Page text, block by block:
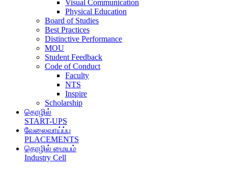
Visual Communication
Physical Education
Board of Studies
Best Practices
Distinctive Performance
MOU
Student Feedback
Code of Conduct
Faculty
NTS
Inspire
Scholarship
தொழில்
START-UPS
வேலைவாய்ப்பு
PLACEMENTS
தொழில் மையம்
Industry Cell